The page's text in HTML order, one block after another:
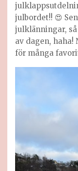
julbordet!! 😍
julklänningar,
av dagen, haha!
för många